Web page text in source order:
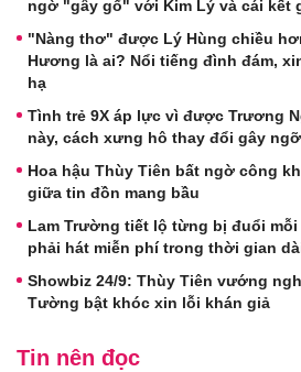
ngờ "gây gổ" với Kim Lý và cái kết
"Nàng thơ" được Lý Hùng chiều
Hương là ai? Nổi tiếng đình đám,
hạ
Tình trẻ 9X áp lực vì được Trương
này, cách xưng hô thay đổi gây
Hoa hậu Thùy Tiên bất ngờ công
giữa tin đồn mang bầu
Lam Trường tiết lộ từng bị đuổi
phải hát miễn phí trong thời gian
Showbiz 24/9: Thùy Tiên vướng
Tường bật khóc xin lỗi khán giả
Tin nên đọc